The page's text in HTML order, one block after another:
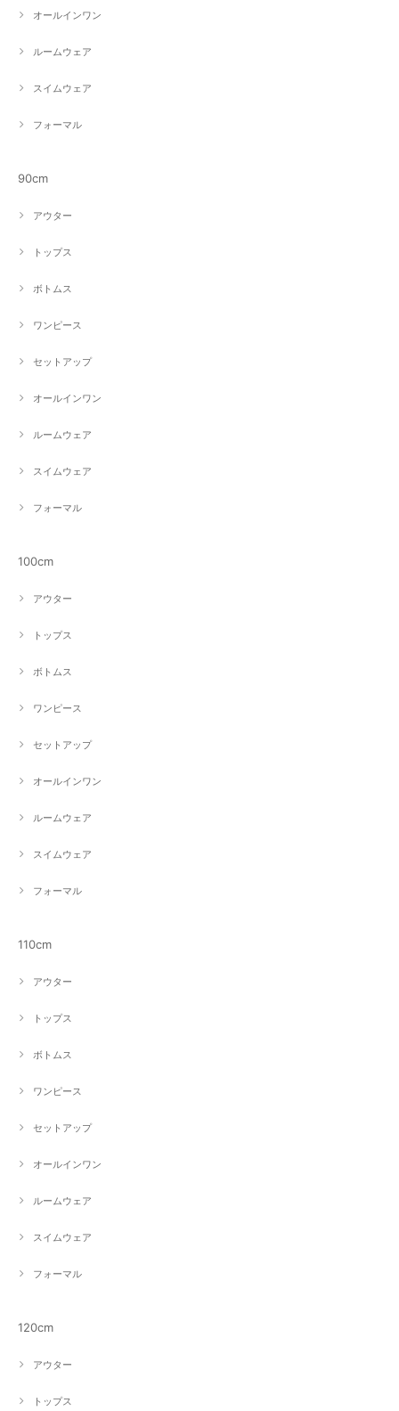
オールインワン
ルームウェア
スイムウェア
フォーマル
90cm
アウター
トップス
ボトムス
ワンピース
セットアップ
オールインワン
ルームウェア
スイムウェア
フォーマル
100cm
アウター
トップス
ボトムス
ワンピース
セットアップ
オールインワン
ルームウェア
スイムウェア
フォーマル
110cm
アウター
トップス
ボトムス
ワンピース
セットアップ
オールインワン
ルームウェア
スイムウェア
フォーマル
120cm
アウター
トップス